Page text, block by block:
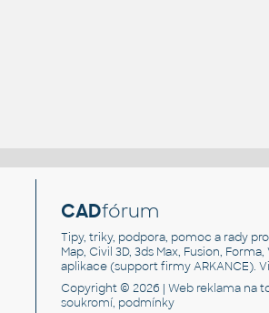
CADfórum
Tipy, triky, podpora, pomoc a rady
Map, Civil 3D, 3ds Max, Fusion,
aplikace (support firmy ARKANCE).
Copyright © 2026 |Web reklama na
soukromí, podmínky